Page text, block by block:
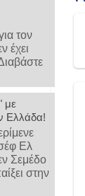
τον
έχει
με
Ελλάδα!
Ελ
Σεμέδο
στην